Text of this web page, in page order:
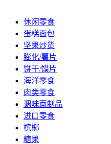
休闲零食
蛋糕面包
坚果炒货
膨化/薯片
饼干/馍片
海洋零食
肉类零食
调味面制品
进口零食
槟榔
糖果